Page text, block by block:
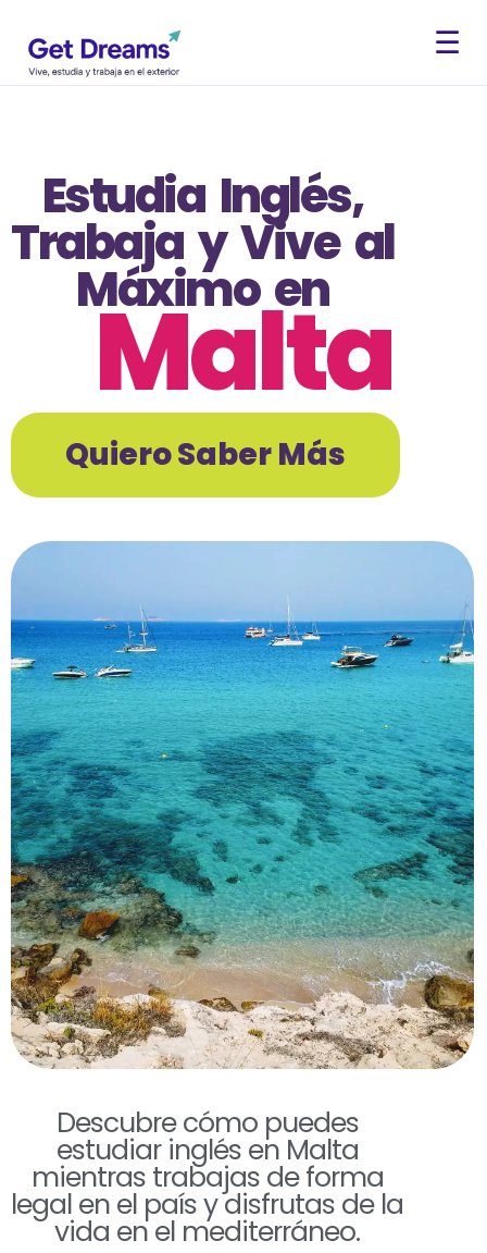
☰
Descubre cómo puedes
estudiar inglés en Malta
mientras trabajas de forma
legal en el país y disfrutas de la
vida en el mediterráneo.
Estudia Inglés,
Trabaja y Vive al
Máximo en
Malta
Quiero Saber Más